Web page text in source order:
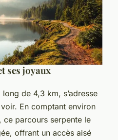
ses joyaux
de 4,3 km, s’adresse
En comptant environ
ce parcours serpente le
offrant un accès aisé